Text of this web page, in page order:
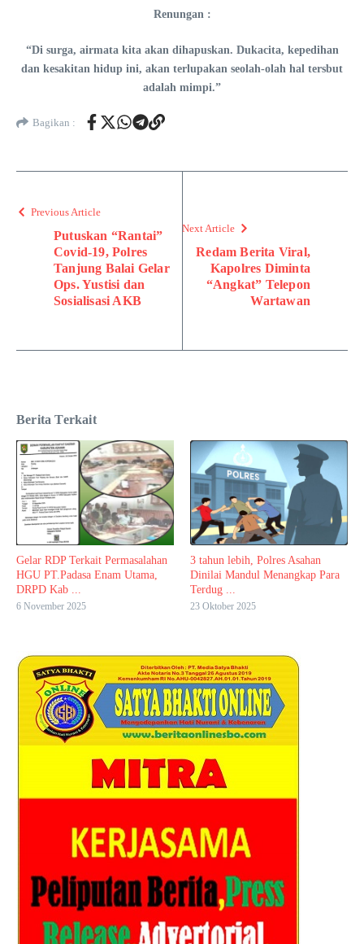
Renungan :
“Di surga, airmata kita akan dihapuskan. Dukacita, kepedihan
dan kesakitan hidup ini, akan terlupakan seolah-olah hal tersbut
adalah mimpi.”
Bagikan :
Previous Article
Putuskan “Rantai”
Covid-19, Polres
Tanjung Balai Gelar
Ops. Yustisi dan
Sosialisasi AKB
Next Article
Redam Berita Viral,
Kapolres Diminta
“Angkat” Telepon
Wartawan
Berita Terkait
Gelar RDP Terkait Permasalahan
HGU PT.Padasa Enam Utama,
DRPD Kab ...
6 November 2025
3 tahun lebih, Polres Asahan
Dinilai Mandul Menangkap Para
Terdug ...
23 Oktober 2025